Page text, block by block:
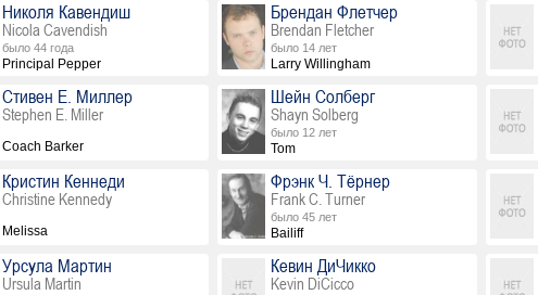
Николя Кавендиш
Nicola Cavendish
было 44 года
Principal Pepper
Брендан Флетчер
Brendan Fletcher
было 14 лет
Larry Willingham
Стивен Е. Миллер
Stephen E. Miller
Coach Barker
Шейн Солберг
Shayn Solberg
было 12 лет
Tom
Кристин Кеннеди
Christine Kennedy
Melissa
Фрэнк Ч. Тёрнер
Frank C. Turner
было 45 лет
Bailiff
Урсула Мартин
Ursula Martin
Кевин ДиЧикко
Kevin DiCicco